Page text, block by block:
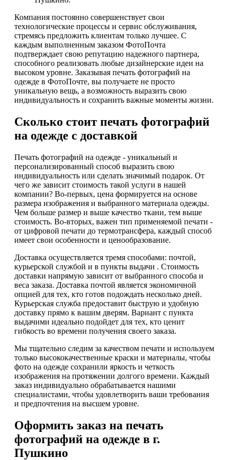
Компания постоянно совершенствует свои
технологические процессы и сервис обслуживания,
стремясь предложить клиентам только лучшее. С
каждым выполненным заказом ФотоПочта
подтверждает свою репутацию надежного партнера,
способного реализовать любые дизайнерские идеи на
высоком уровне. Заказывая печать фотографий на
одежде в ФотоПочте, вы получаете не просто
уникальную вещь, а возможность выразить свою
индивидуальность и сохранить важные моменты жизни.
Сколько стоит печать фотографий
на одежде с доставкой
Печать фотографий на одежде - уникальный и
персонализированный способ выразить свою
индивидуальность или сделать значимый подарок. От
чего же зависит стоимость такой услуги в нашей
компании? Во-первых, цена формируется на основе
размера изображения и выбранного материала одежды.
Чем больше размер и выше качество ткани, тем выше
стоимость. Во-вторых, важен тип применяемой печати -
от цифровой печати до термотрансфера, каждый способ
имеет свои особенности и ценообразование.
Доставка осуществляется тремя способами: почтой,
курьерской службой и в пункты выдачи . Стоимость
доставки напрямую зависит от выбранного способа и
веса заказа. Доставка почтой является экономичной
опцией для тех, кто готов подождать несколько дней.
Курьерская служба предоставит быструю и удобную
доставку прямо к вашим дверям. Вариант с пункта
выдачими идеально подойдет для тех, кто ценит
гибкость во времени получения своего заказа.
Мы тщательно следим за качеством печати и используем
только высококачественные краски и материалы, чтобы
фото на одежде сохранили яркость и четкость
изображения на протяжении долгого времени. Каждый
заказ индивидуально обрабатывается нашими
специалистами, чтобы удовлетворить ваши требования
и предпочтения на высшем уровне.
Оформить заказ на печать
фотографий на одежде в г.
Пушкино